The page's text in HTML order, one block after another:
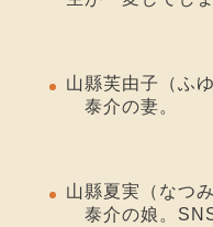
山縣芙由子（ふゆ
泰介の妻。
山縣夏実（なつみ
泰介の娘。